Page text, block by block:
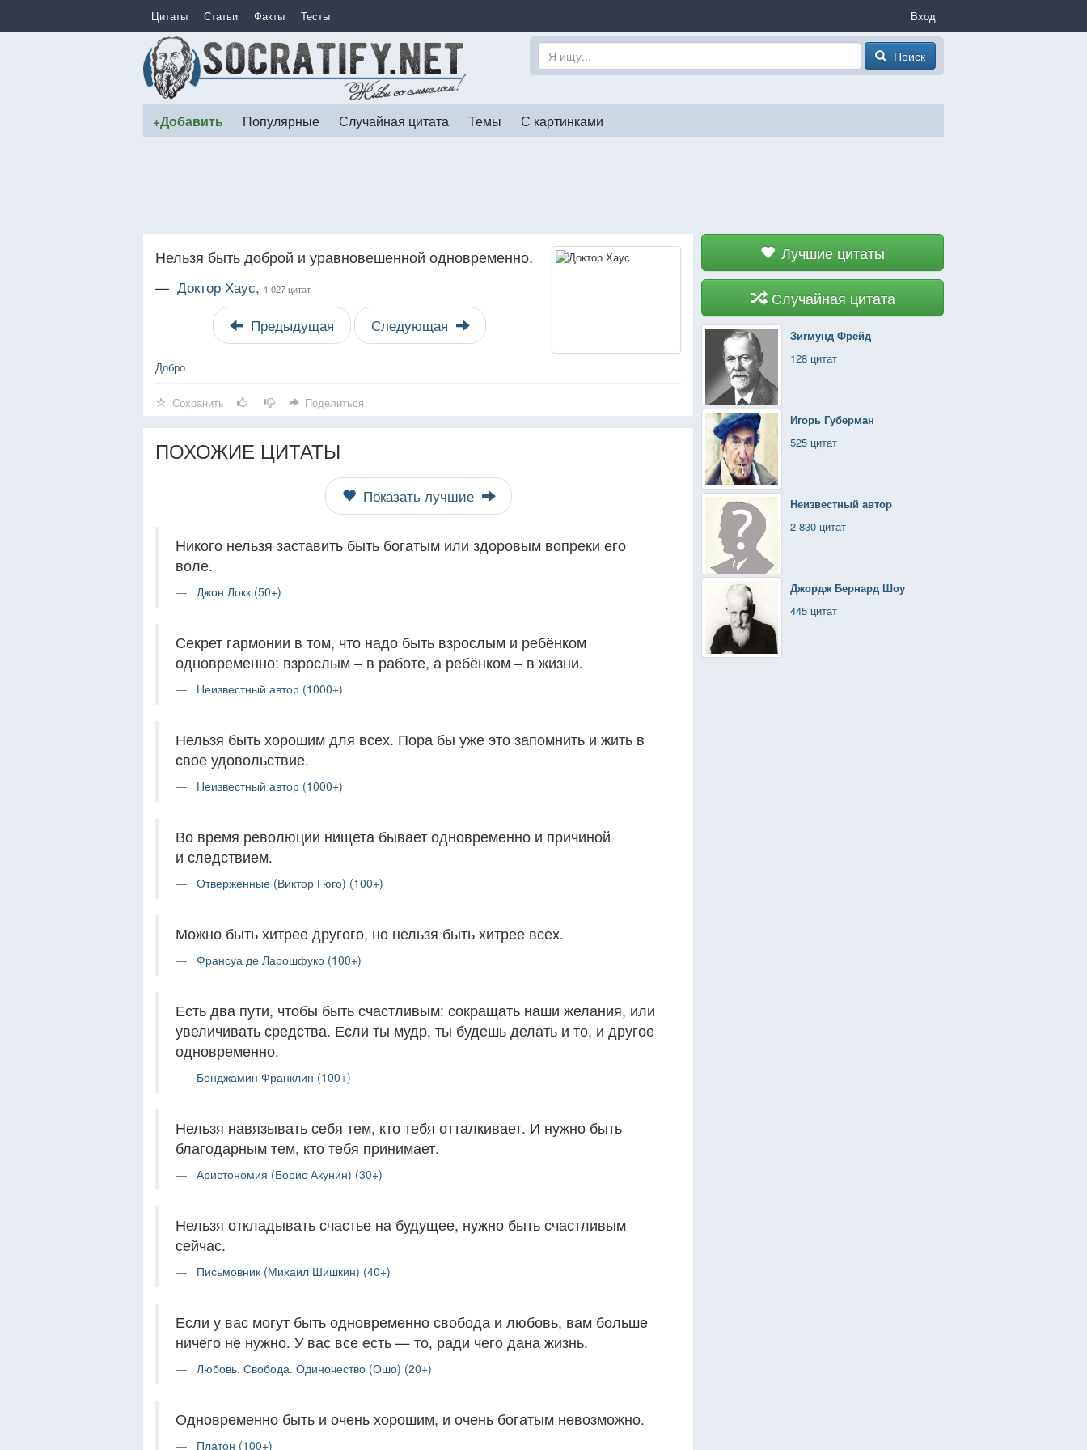
Цитаты Статьи Факты Тесты Вход
Поиск
+Добавить Популярные Случайная цитата Темы С картинками
Лучшие цитаты
Случайная цитата
Зигмунд Фрейд
128 цитат
Игорь Губерман
525 цитат
Неизвестный автор
2 830 цитат
Джордж Бернард Шоу
445 цитат
Нельзя быть доброй и уравновешенной одновременно.
— Доктор Хаус, 1 027 цитат
Предыдущая Следующая
Добро
Сохранить Поделиться
ПОХОЖИЕ ЦИТАТЫ
Показать лучшие
Никого нельзя заставить быть богатым или здоровым вопреки его
воле.
Джон Локк (50+)
Секрет гармонии в том, что надо быть взрослым и ребёнком
одновременно: взрослым – в работе, а ребёнком – в жизни.
Неизвестный автор (1000+)
Нельзя быть хорошим для всех. Пора бы уже это запомнить и жить в
свое удовольствие.
Неизвестный автор (1000+)
Во время революции нищета бывает одновременно и причиной
и следствием.
Отверженные (Виктор Гюго) (100+)
Можно быть хитрее другого, но нельзя быть хитрее всех.
Франсуа де Ларошфуко (100+)
Есть два пути, чтобы быть счастливым: сокращать наши желания, или
увеличивать средства. Если ты мудр, ты будешь делать и то, и другое
одновременно.
Бенджамин Франклин (100+)
Нельзя навязывать себя тем, кто тебя отталкивает. И нужно быть
благодарным тем, кто тебя принимает.
Аристономия (Борис Акунин) (30+)
Нельзя откладывать счастье на будущее, нужно быть счастливым
сейчас.
Письмовник (Михаил Шишкин) (40+)
Если у вас могут быть одновременно свобода и любовь, вам больше
ничего не нужно. У вас все есть — то, ради чего дана жизнь.
Любовь. Свобода. Одиночество (Ошо) (20+)
Одновременно быть и очень хорошим, и очень богатым невозможно.
Платон (100+)